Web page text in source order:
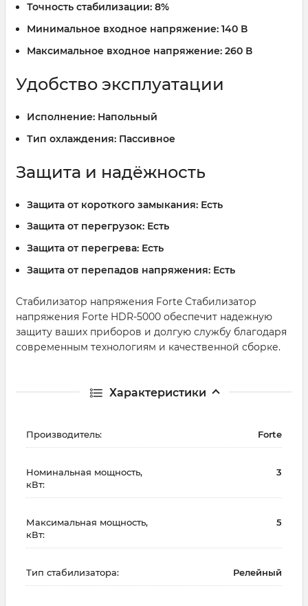
Точность стабилизации: 8%
Минимальное входное напряжение: 140 В
Максимальное входное напряжение: 260 В
Удобство эксплуатации
Исполнение: Напольный
Тип охлаждения: Пассивное
Защита и надёжность
Защита от короткого замыкания: Есть
Защита от перегрузок: Есть
Защита от перегрева: Есть
Защита от перепадов напряжения: Есть
Стабилизатор напряжения Forte Стабилизатор
напряжения Forte HDR-5000 обеспечит надежную
защиту ваших приборов и долгую службу благодаря
современным технологиям и качественной сборке.
Характеристики
Производитель: Forte
Номинальная мощность,
кВт:
3
Максимальная мощность,
кВт:
5
Тип стабилизатора: Релейный